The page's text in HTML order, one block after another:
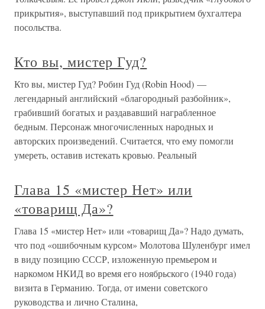
прикрытия», выступавший под прикрытием бухгалтера
посольства.
Кто вы, мистер Гуд?
Кто вы, мистер Гуд? Робин Гуд (Robin Hood) —
легендарный английский «благородный разбойник»,
грабивший богатых и раздававший награбленное
бедным. Персонаж многочисленных народных и
авторских произведений. Считается, что ему помогли
умереть, оставив истекать кровью. Реальный
Глава 15 «мистер Нет» или
«товарищ Да»?
Глава 15 «мистер Нет» или «товарищ Да»? Надо думать,
что под «ошибочным курсом» Молотова Шуленбург имел
в виду позицию СССР, изложенную премьером и
наркомом НКИД во время его ноябрьского (1940 года)
визита в Германию. Тогда, от имени советского
руководства и лично Сталина,